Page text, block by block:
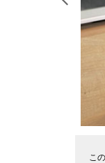
こ